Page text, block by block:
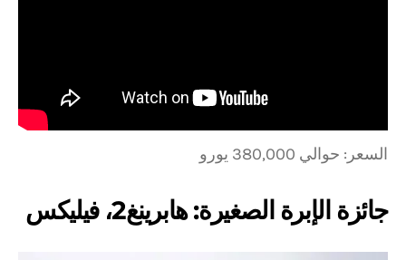
السعر: حوالي 380,000 يورو
جائزة الإبرة الصغيرة: هابرينغ2، فيليكس